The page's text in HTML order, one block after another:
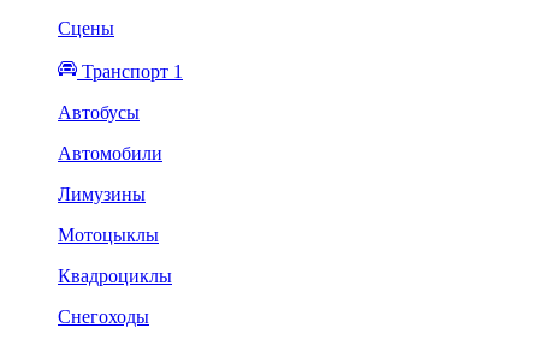
Сцены
Транспорт 1
Автобусы
Автомобили
Лимузины
Мотоцыклы
Квадроциклы
Снегоходы